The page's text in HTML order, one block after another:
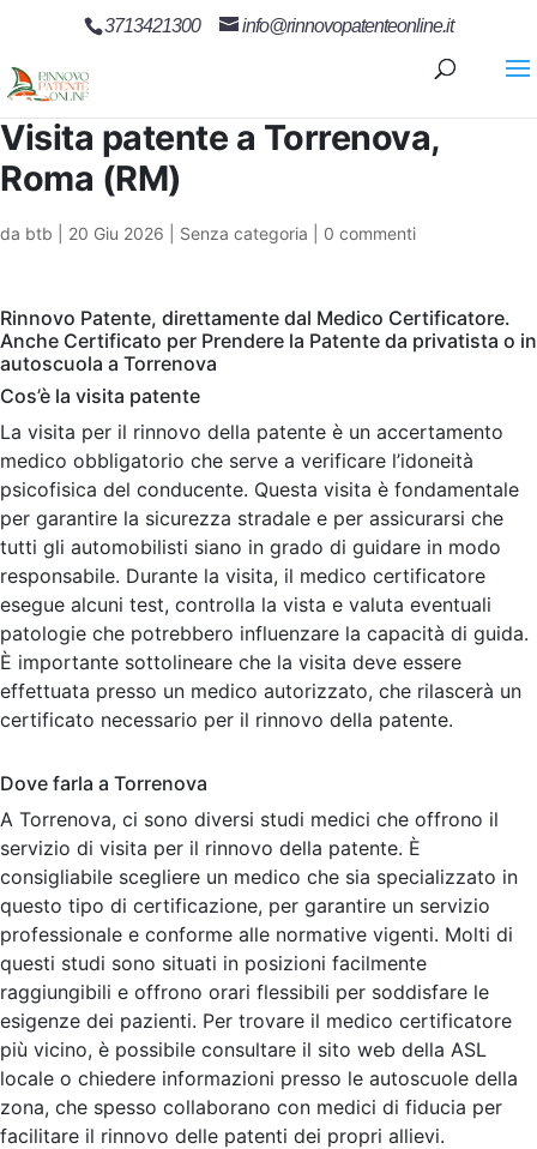
3713421300 info@rinnovopatenteonline.it
Visita patente a Torrenova,
Roma (RM)
da btb 20 Giu 2026 | Senza categoria | 0 commenti
Rinnovo Patente, direttamente dal Medico Certificatore.
Anche Certificato per Prendere la Patente da privatista o in
autoscuola a Torrenova
Cos’è la visita patente
La visita per il rinnovo della patente è un accertamento
medico obbligatorio che serve a verificare l’idoneità
psicofisica del conducente. Questa visita è fondamentale
per garantire la sicurezza stradale e per assicurarsi che
tutti gli automobilisti siano in grado di guidare in modo
responsabile. Durante la visita, il medico certificatore
esegue alcuni test, controlla la vista e valuta eventuali
patologie che potrebbero influenzare la capacità di guida.
È importante sottolineare che la visita deve essere
effettuata presso un medico autorizzato, che rilascerà un
certificato necessario per il rinnovo della patente.
Dove farla a Torrenova
A Torrenova, ci sono diversi studi medici che offrono il
servizio di visita per il rinnovo della patente. È
consigliabile scegliere un medico che sia specializzato in
questo tipo di certificazione, per garantire un servizio
professionale e conforme alle normative vigenti. Molti di
questi studi sono situati in posizioni facilmente
raggiungibili e offrono orari flessibili per soddisfare le
esigenze dei pazienti. Per trovare il medico certificatore
più vicino, è possibile consultare il sito web della ASL
locale o chiedere informazioni presso le autoscuole della
zona, che spesso collaborano con medici di fiducia per
facilitare il rinnovo delle patenti dei propri allievi.